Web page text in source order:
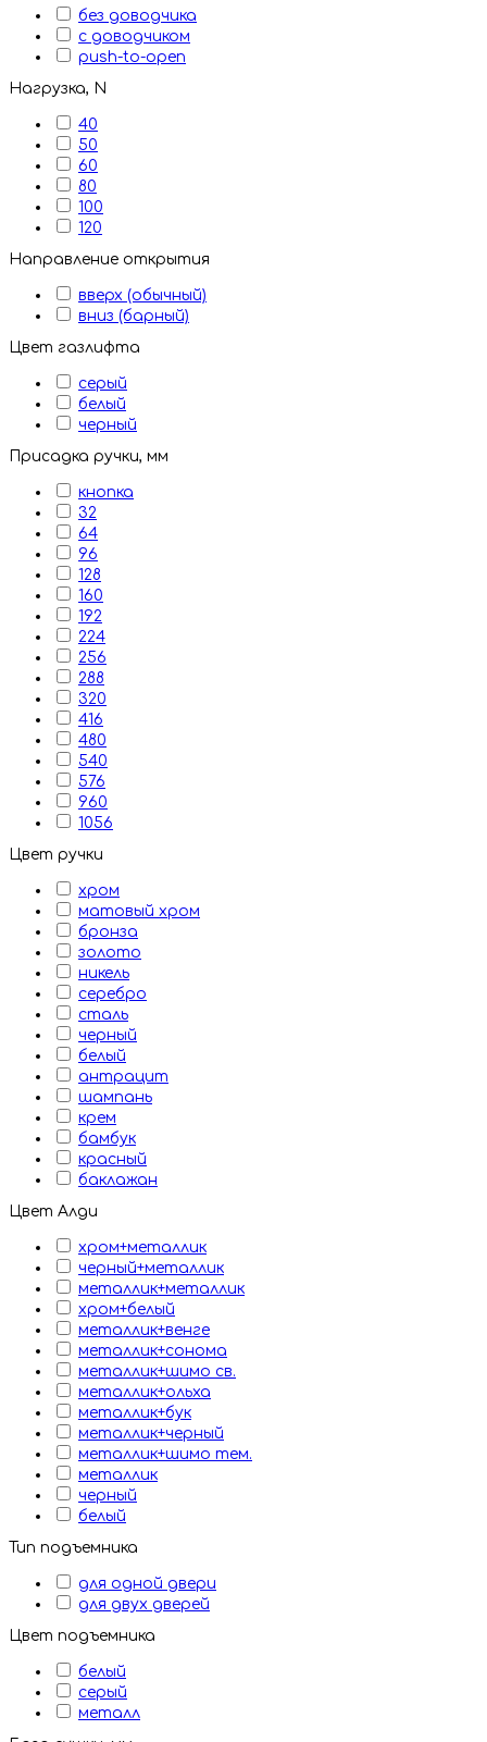
без доводчика
с доводчиком
push-to-open
Нагрузка, N
40
50
60
80
100
120
Направление открытия
вверх (обычный)
вниз (барный)
Цвет газлифта
серый
белый
черный
Присадка ручки, мм
кнопка
32
64
96
128
160
192
224
256
288
320
416
480
540
576
960
1056
Цвет ручки
хром
матовый хром
бронза
золото
никель
серебро
сталь
черный
белый
антрацит
шампань
крем
бамбук
красный
баклажан
Цвет Алди
хром+металлик
черный+металлик
металлик+металлик
хром+белый
металлик+венге
металлик+сонома
металлик+шимо св.
металлик+ольха
металлик+бук
металлик+черный
металлик+шимо тем.
металлик
черный
белый
Тип подъемника
для одной двери
для двух дверей
Цвет подъемника
белый
серый
металл